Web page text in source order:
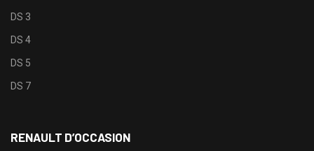
DS 3
DS 4
DS 5
DS 7
RENAULT D’OCCASION